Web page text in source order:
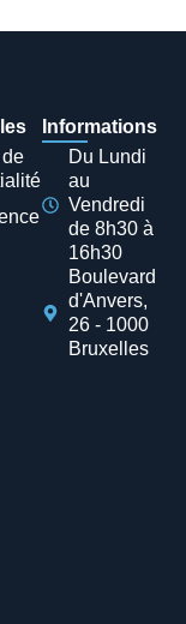
Informations
Du Lundi
au
Vendredi
de 8h30 à
16h30
Boulevard
d'Anvers,
26 - 1000
Bruxelles